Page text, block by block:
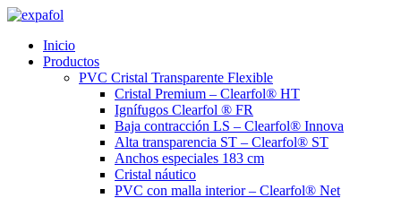
Ir
contenido
Inicio
Productos
PVC Cristal Transparente Flexible
Cristal Premium – Clearfol® HT
Ignífugos Clearfol ® FR
Baja contracción LS – Clearfol® Innova
Alta transparencia ST – Clearfol® ST
Anchos especiales 183 cm
Cristal náutico
PVC con malla interior – Clearfol® Net